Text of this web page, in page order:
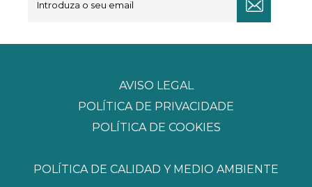
AVISO LEGAL
POLÍTICA DE PRIVACIDADE
POLÍTICA DE COOKIES
POLÍTICA DE CALIDAD Y MEDIO AMBIENTE